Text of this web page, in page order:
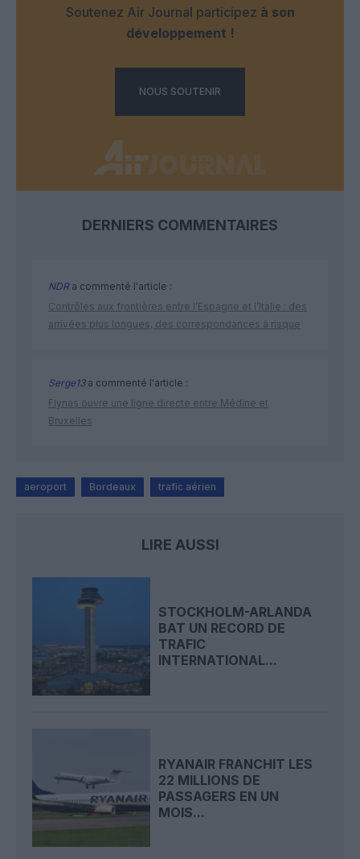
Soutenez Air Journal participez à son
développement !
NOUS SOUTENIR
DERNIERS COMMENTAIRES
NDRa commenté l'article :
Contrôles aux frontières entre l’Espagne et l’Italie : des
arrivées plus longues, des correspondances à risque
Serge13a commenté l'article :
Flynas ouvre une ligne directe entre Médine et
Bruxelles
aeroport Bordeaux trafic aérien
LIRE AUSSI
STOCKHOLM-ARLANDA
BAT UN RECORD DE
TRAFIC
INTERNATIONAL...
RYANAIR FRANCHIT LES
22 MILLIONS DE
PASSAGERS EN UN
MOIS...